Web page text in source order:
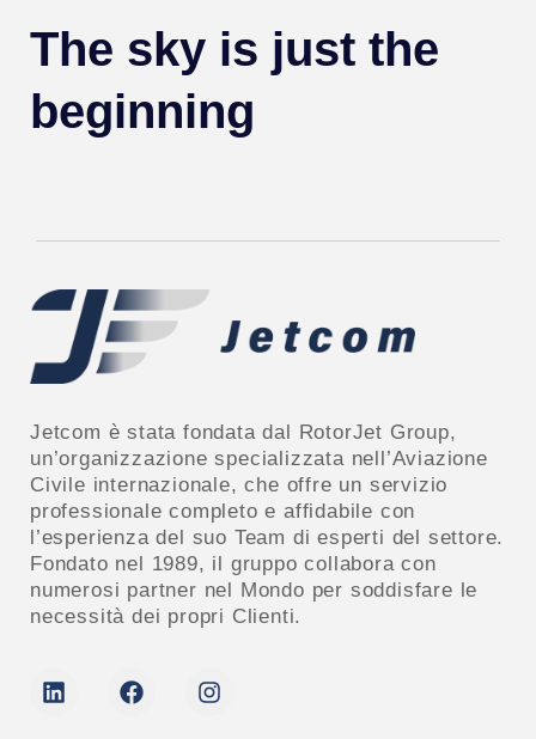
The sky is just the
beginning
Jetcom è stata fondata dal RotorJet Group,
un’organizzazione specializzata nell’Aviazione
Civile internazionale, che offre un servizio
professionale completo e affidabile con
l’esperienza del suo Team di esperti del settore.
Fondato nel 1989, il gruppo collabora con
numerosi partner nel Mondo per soddisfare le
necessità dei propri Clienti.